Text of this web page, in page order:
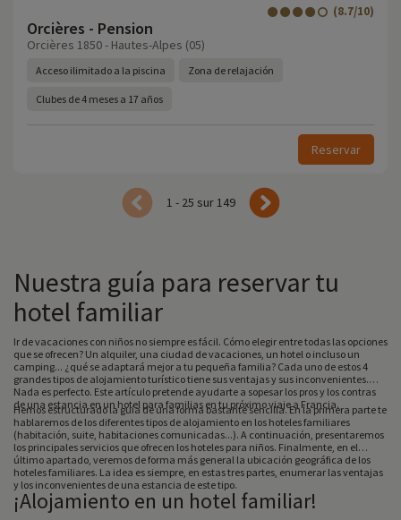
Orcières - Pension
(8.7/10)
Orcières 1850 - Hautes-Alpes (05)
Acceso ilimitado a la piscina Zona de relajación
Clubes de 4 meses a 17 años
Reservar
1 - 25 sur 149
Nuestra guía para reservar tu
hotel familiar
Ir de vacaciones con niños no siempre es fácil. Cómo elegir entre todas las opciones
que se ofrecen? Un alquiler, una ciudad de vacaciones, un hotel o incluso un
camping... ¿qué se adaptará mejor a tu pequeña familia? Cada uno de estos 4
grandes tipos de alojamiento turístico tiene sus ventajas y sus inconvenientes.
Nada es perfecto. Este artículo pretende ayudarte a sopesar los pros y los contras
de una estancia en un hotel para familias en tu próximo viaje a Francia.
Hemos estructurado la guía de una forma bastante sencilla. En la primera parte te
hablaremos de los diferentes tipos de alojamiento en los hoteles familiares
(habitación, suite, habitaciones comunicadas...). A continuación, presentaremos
los principales servicios que ofrecen los hoteles para niños. Finalmente, en el
último apartado, veremos de forma más general la ubicación geográfica de los
hoteles familiares. La idea es siempre, en estas tres partes, enumerar las ventajas
y los inconvenientes de una estancia de este tipo.
¡Alojamiento en un hotel familiar!